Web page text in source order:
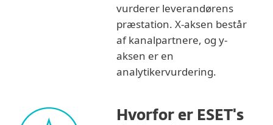
vurderer leverandørens
præstation. X-aksen består
af kanalpartnere, og y-
aksen er en
analytikervurdering.
Hvorfor er ESET's